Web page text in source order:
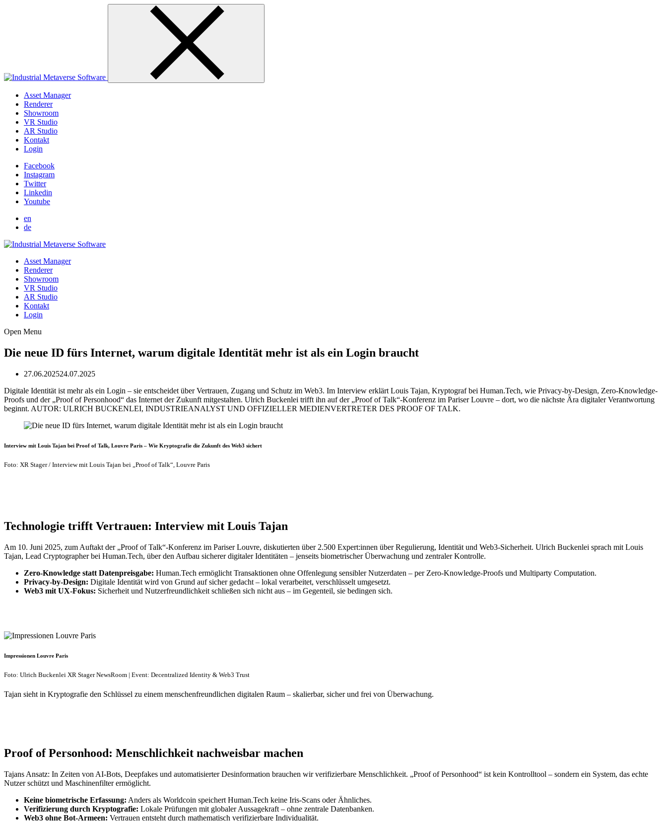
Asset Manager
Renderer
Showroom
VR Studio
AR Studio
Kontakt
Login
Facebook
Instagram
Twitter
Linkedin
Youtube
en
de
Asset Manager
Renderer
Showroom
VR Studio
AR Studio
Kontakt
Login
Open Menu
Die neue ID fürs Internet, warum digitale Identität mehr ist als ein Login braucht
27.06.202524.07.2025
Digitale Identität ist mehr als ein Login – sie entscheidet über Vertrauen, Zugang und Schutz im Web3. Im Interview erklärt Louis Tajan, Kryptograf bei Human.Tech, wie Privacy-by-Design, Zero-Knowledge-
Proofs und der „Proof of Personhood“ das Internet der Zukunft mitgestalten. Ulrich Buckenlei trifft ihn auf der „Proof of Talk“-Konferenz im Pariser Louvre – dort, wo die nächste Ära digitaler Verantwortung
beginnt. AUTOR: ULRICH BUCKENLEI, INDUSTRIEANALYST UND OFFIZIELLER MEDIENVERTRETER DES PROOF OF TALK.
Interview mit Louis Tajan bei Proof of Talk, Louvre Paris – Wie Kryptografie die Zukunft des Web3 sichert
Foto: XR Stager / Interview mit Louis Tajan bei „Proof of Talk“, Louvre Paris
Technologie trifft Vertrauen: Interview mit Louis Tajan
Am 10. Juni 2025, zum Auftakt der „Proof of Talk“-Konferenz im Pariser Louvre, diskutierten über 2.500 Expert:innen über Regulierung, Identität und Web3-Sicherheit. Ulrich Buckenlei sprach mit Louis
Tajan, Lead Cryptographer bei Human.Tech, über den Aufbau sicherer digitaler Identitäten – jenseits biometrischer Überwachung und zentraler Kontrolle.
Zero-Knowledge statt Datenpreisgabe: Human.Tech ermöglicht Transaktionen ohne Offenlegung sensibler Nutzerdaten – per Zero-Knowledge-Proofs und Multiparty Computation.
Privacy-by-Design: Digitale Identität wird von Grund auf sicher gedacht – lokal verarbeitet, verschlüsselt umgesetzt.
Web3 mit UX-Fokus: Sicherheit und Nutzerfreundlichkeit schließen sich nicht aus – im Gegenteil, sie bedingen sich.
Impressionen Louvre Paris
Foto: Ulrich Buckenlei XR Stager NewsRoom | Event: Decentralized Identity & Web3 Trust
Tajan sieht in Kryptografie den Schlüssel zu einem menschenfreundlichen digitalen Raum – skalierbar, sicher und frei von Überwachung.
Proof of Personhood: Menschlichkeit nachweisbar machen
Tajans Ansatz: In Zeiten von AI-Bots, Deepfakes und automatisierter Desinformation brauchen wir verifizierbare Menschlichkeit. „Proof of Personhood“ ist kein Kontrolltool – sondern ein System, das echte
Nutzer schützt und Maschinenfilter ermöglicht.
Keine biometrische Erfassung: Anders als Worldcoin speichert Human.Tech keine Iris-Scans oder Ähnliches.
Verifizierung durch Kryptografie: Lokale Prüfungen mit globaler Aussagekraft – ohne zentrale Datenbanken.
Web3 ohne Bot-Armeen: Vertrauen entsteht durch mathematisch verifizierbare Individualität.